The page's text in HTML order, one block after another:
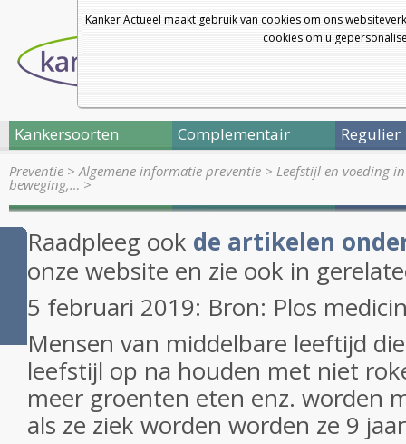
Kanker Actueel maakt gebruik van cookies om ons
cookies om u
Kankersoorten Complementair Regulier
Preventie >Algemene informatie preventie > Leefstijl en voeding
beweging,… >
Raadpleeg ook de artikelen
onze website en zie ook in
5 februari 2019: Bron: Plos
Mensen van middelbare leeftijd
leefstijl op na houden met niet
meer groenten eten enz. worden
als ze ziek worden worden ze 9